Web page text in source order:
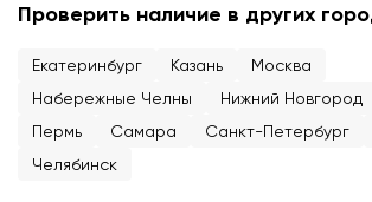
Проверить наличие в других
Екатеринбург Казань
Москва
Набережные Челны
Нижний Новгород
Пермь
Самара Санкт-Петербург
Челябинск